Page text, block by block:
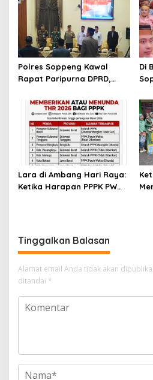
Pembangunan Daerah
Polres Soppeng Kawal
Rapat Paripurna DPRD,
Jadi Pilar Stabilitas
Pemerintahan Daerah
Di
Lara di Ambang Hari Raya:
Ketika Harapan PPPK PW
Tinggalkan Balasan
Alamat email Anda tidak akan
ditandai *